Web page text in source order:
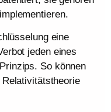
eine
jeden eines
So können